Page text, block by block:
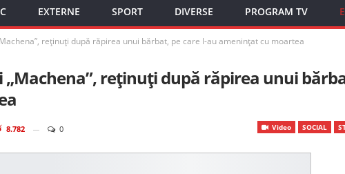
EXTERNE SPORT DIVERSE PROGRAM TV
reținuți după răpirea unui bărbat, pe care l-au amenințat cu moartea
reținuți după răpirea unui
Video SOCIAL
8.782 0